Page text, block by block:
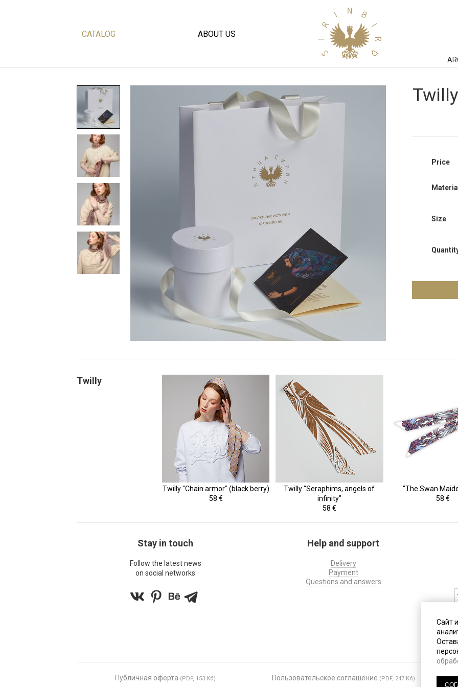
CATALOG ABOUT US
Price
Size
Twilly
Twilly "Chain armor" (black berry)
58 €
Twilly "Seraphims, angels of
infinity"
58 €
"The Swan
58 €
Stay in touch
Follow the latest news
on social networks
Help and support
Delivery
Payment
Questions and answers
Публичная оферта (PDF, 153 Кб) Пользовательское соглашение (PDF, 247 Кб)
Сайт